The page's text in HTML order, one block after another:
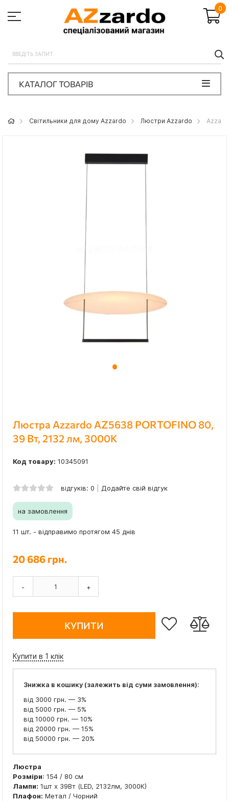
0
КАТАЛОГ ТОВАРІВ
Світильники для дому Azzardo Люстри Azzardo
Люстра Azzardo AZ5638 PORTOFINO 80,
39 Вт, 2132 лм, 3000К
Код товару: 10345091
відгуків: 0 Додайте свій відгук
на замовлення
11 шт. - відправимо протягом 45 днів
20 686 грн.
- +
КУПИТИ
Купити в 1 клік
Знижка в кошику (залежить від суми замовлення):
від 3000 грн. — 3%
від 5000 грн. — 5%
від 10000 грн. — 10%
від 20000 грн. — 15%
від 50000 грн. — 20%
Люстра
Розміри: 154 / 80 см
Лампи: 1шт x 39Вт (LED, 2132лм, 3000К)
Плафон: Метал / Чорний